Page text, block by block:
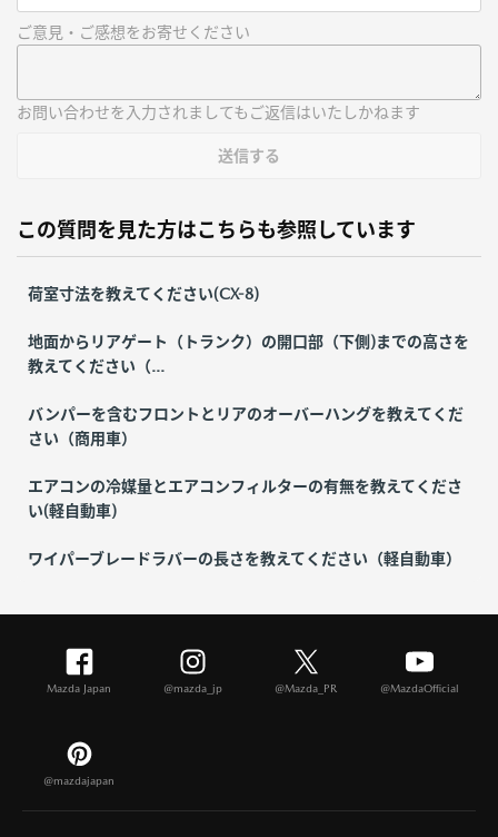
ご意見・ご感想をお寄せください
お問い合わせを入力されましてもご返信はいたしかねます
送信する
この質問を見た方はこちらも参照しています
荷室寸法を教えてください(CX-8)
地面からリアゲート（トランク）の開口部（下側)までの高さを
教えてください（...
バンパーを含むフロントとリアのオーバーハングを教えてくだ
さい（商用車）
エアコンの冷媒量とエアコンフィルターの有無を教えてくださ
い(軽自動車)
ワイパーブレードラバーの長さを教えてください（軽自動車）
Mazda Japan @mazda_jp @Mazda_PR @MazdaOfficial
@mazdajapan